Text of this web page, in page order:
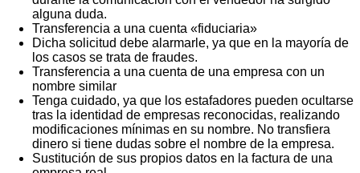
alguna duda.
Transferencia a una cuenta «fiduciaria»
Dicha solicitud debe alarmarle, ya que en la mayoría de
los casos se trata de fraudes.
Transferencia a una cuenta de una empresa con un
nombre similar
Tenga cuidado, ya que los estafadores pueden ocultarse
tras la identidad de empresas reconocidas, realizando
modificaciones mínimas en su nombre. No transfiera
dinero si tiene dudas sobre el nombre de la empresa.
Sustitución de sus propios datos en la factura de una